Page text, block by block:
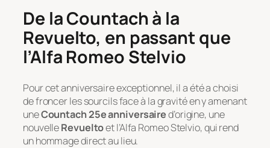
De la Countach à la
Revuelto, en passant que
l’Alfa Romeo Stelvio
Pour cet anniversaire exceptionnel, il a été a choisi
de froncer les sourcils face à la gravité en y amenant
uneCountach 25e anniversaired’origine, une
nouvelleRevueltoet l’Alfa Romeo Stelvio, qui rend
un hommage direct au lieu.